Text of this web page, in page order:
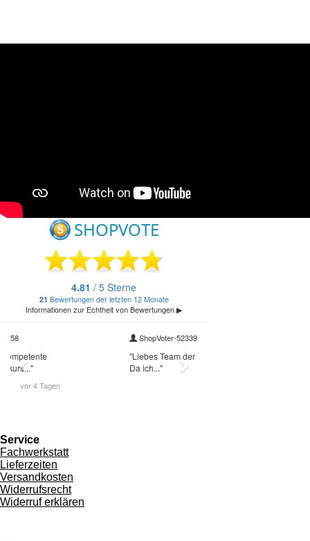
Service
Fachwerkstatt
Lieferzeiten
Versandkosten
Widerrufsrecht
Widerruf erklären